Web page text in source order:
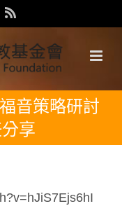
音策略研討
享